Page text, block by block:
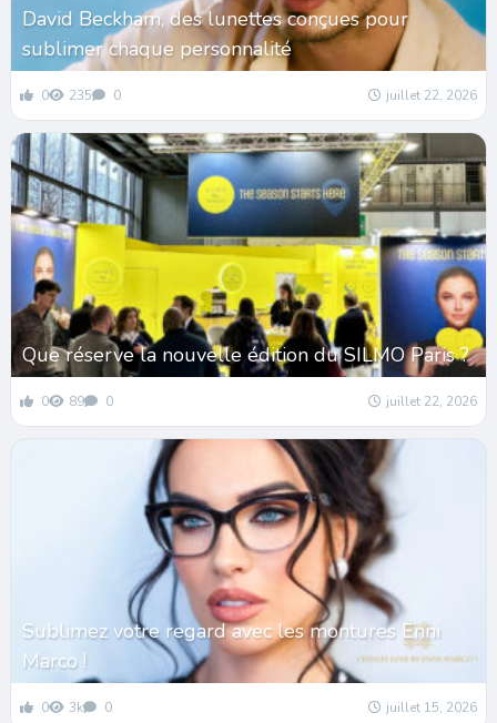
David Beckham, des lunettes conçues pour
sublimer chaque personnalité
0 235 0 juillet 22, 2026
Que réserve la nouvelle édition du SILMO Paris ?
0 89 0 juillet 22, 2026
Sublimez votre regard avec les montures Enni
Marco !
0 3k 0 juillet 15, 2026